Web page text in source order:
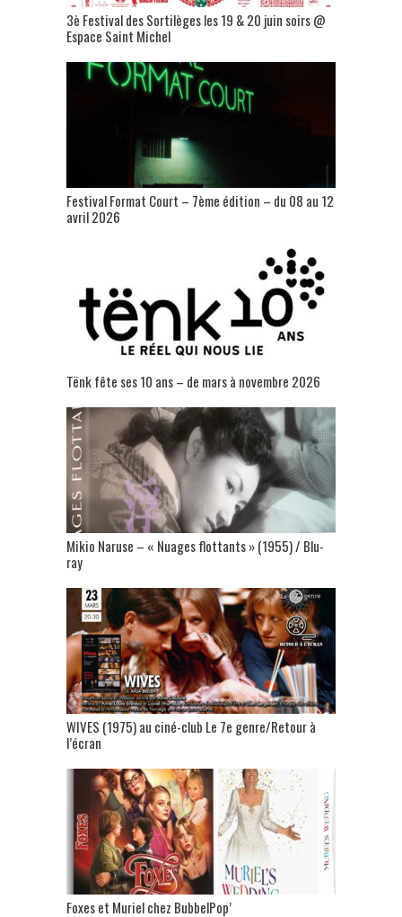
3è Festival des Sortilèges les 19 & 20 juin soirs @
Espace Saint Michel
Festival Format Court – 7ème édition – du 08 au 12
avril 2026
Tënk fête ses 10 ans – de mars à novembre 2026
Mikio Naruse – « Nuages flottants » (1955) / Blu-
ray
WIVES (1975) au ciné-club Le 7e genre/Retour à
l’écran
Foxes et Muriel chez BubbelPop’